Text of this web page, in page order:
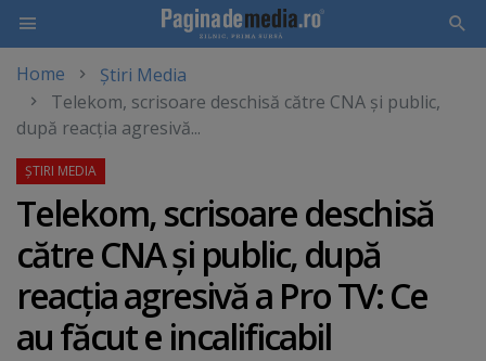
main
content
Home
Știri Media
Telekom, scrisoare deschisă către CNA şi public,
după reacţia agresivă...
Telekom, scrisoare deschisă
către CNA şi public, după
reacţia agresivă a Pro TV: Ce
au făcut e incalificabil